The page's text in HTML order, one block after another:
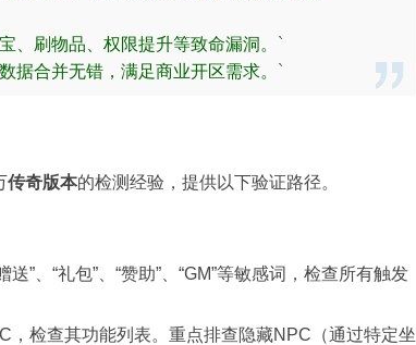
、刷物品、权限提升等致命漏洞。
`
据合并无错，满足商业开区需求。 `
传奇版本的检测经验，提供以下验证路径。
送”、“礼包”、“赞助”、“GM”等敏感词，检查所有触发
，检查其功能列表。重点排查隐藏NPC（通过特定坐